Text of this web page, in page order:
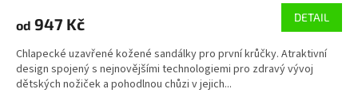
od 947 Kč DETAIL
Chlapecké uzavřené kožené sandálky pro první krůčky. Atraktivní
design spojený s nejnovějšími technologiemi pro zdravý vývoj
dětských nožiček a pohodlnou chůzi v jejich...